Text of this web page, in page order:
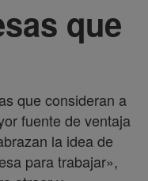
que
que consideran a
fuente de ventaja
la idea de
para trabajar»,